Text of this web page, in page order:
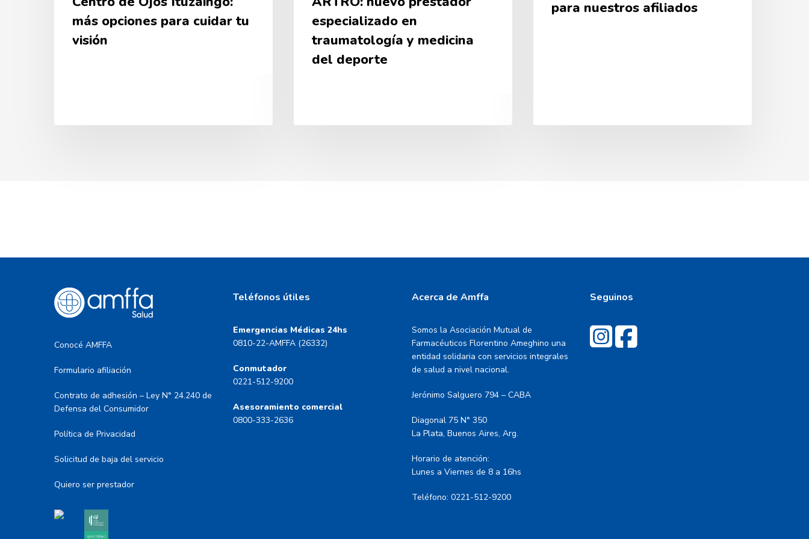
más opciones para cuidar tu
visión
especializado en
traumatología y medicina
del deporte
para nuestros afiliados
Conocé AMFFA
Formulario afiliación
Contrato de adhesión – Ley N° 24.240 de
Defensa del Consumidor
Política de Privacidad
Solicitud de baja del servicio
Quiero ser prestador
Teléfonos útiles
Emergencias Médicas 24hs
0810-22-AMFFA (26332)
Conmutador
0221-512-9200
Asesoramiento comercial
0800-333-2636
Acerca de Amffa
Somos la Asociación Mutual de
Farmacéuticos Florentino Ameghino una
entidad solidaria con servicios integrales
de salud a nivel nacional.
Jerónimo Salguero 794 – CABA
Diagonal 75 N° 350
La Plata, Buenos Aires, Arg.
Horario de atención:
Lunes a Viernes de 8 a 16hs
Teléfono: 0221-512-9200
Seguinos